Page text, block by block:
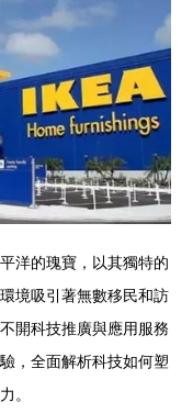
洋的瑰寶，以其獨特的
境吸引著無數移民和訪
開科技推廣與應用服務
，全面解析科技如何塑
。